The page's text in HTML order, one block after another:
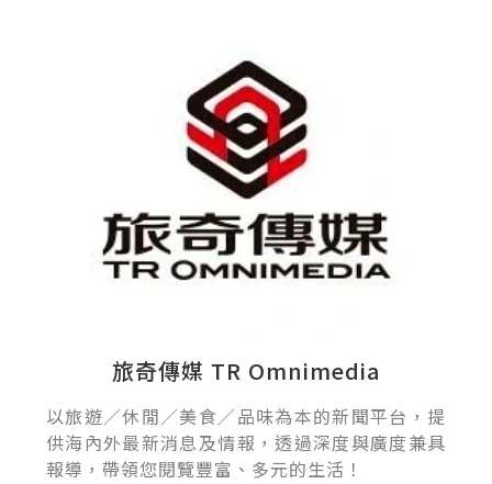
旅奇傳媒 TR Omnimedia
以旅遊／休閒／美食／品味為本的新聞平台，提
供海內外最新消息及情報，透過深度與廣度兼具
報導，帶領您閱覽豐富、多元的生活！